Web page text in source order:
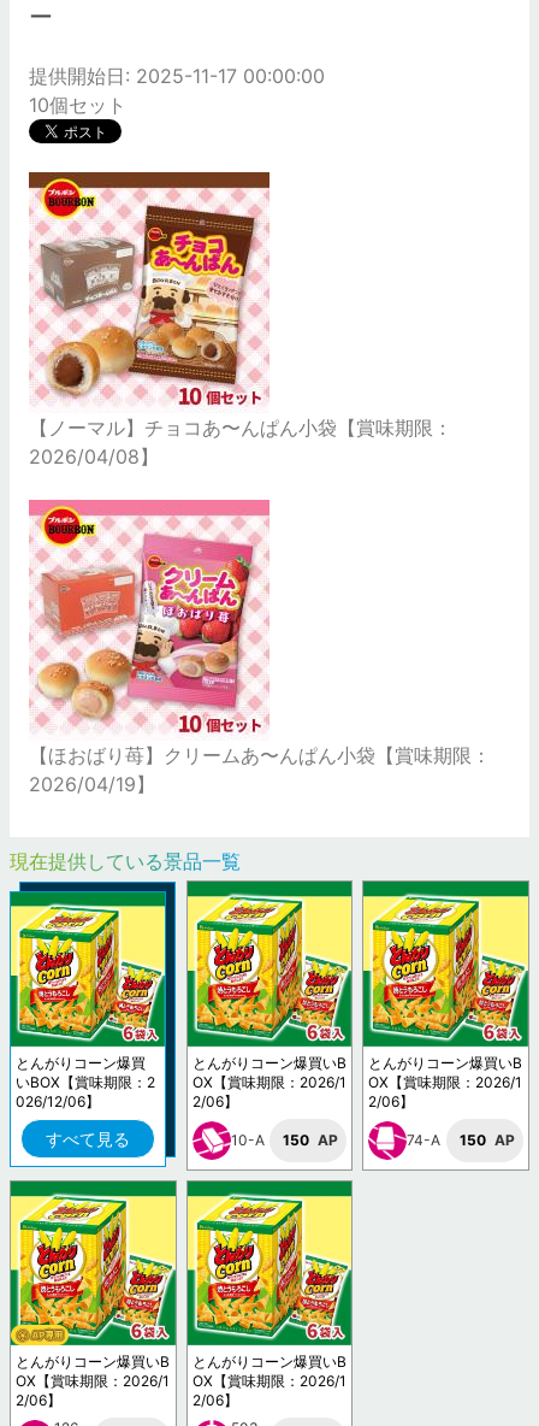
ー
提供開始日: 2025-11-17 00:00:00
10個セット
【ノーマル】チョコあ〜んぱん小袋【賞味期限：
2026/04/08】
【ほおばり苺】クリームあ〜んぱん小袋【賞味期限：
2026/04/19】
現在提供している景品一覧
とんがりコーン爆買
いBOX【賞味期限：2
026/12/06】
すべて見る
とんがりコーン爆買いB
OX【賞味期限：2026/1
2/06】
10-A 150 AP
とんがりコーン爆買いB
OX【賞味期限：2026/1
2/06】
74-A 150 AP
とんがりコーン爆買いB
OX【賞味期限：2026/1
2/06】
とんがりコーン爆買いB
OX【賞味期限：2026/1
2/06】